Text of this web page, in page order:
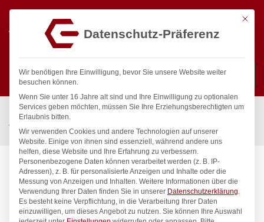
Suchen
Start / Gastronomiebedarf & Gastro Geräte für Profis
Wassertechnik
Standbatterie master Standbatterie 3/4″
Mit
Datenschutz-Präferenz
Wir benötigen Ihre Einwilligung, bevor Sie unsere Website weiter
besuchen können.
Wenn Sie unter 16 Jahre alt sind und Ihre Einwilligung zu optionalen
Services geben möchten, müssen Sie Ihre Erziehungsberechtigten um
Erlaubnis bitten.
Wir verwenden Cookies und andere Technologien auf unserer
Website. Einige von ihnen sind essenziell, während andere uns
helfen, diese Website und Ihre Erfahrung zu verbessern.
Personenbezogene Daten können verarbeitet werden (z. B. IP-
Adressen), z. B. für personalisierte Anzeigen und Inhalte oder die
Messung von Anzeigen und Inhalten. Weitere Informationen über die
Verwendung Ihrer Daten finden Sie in unserer Datenschutzerklärung.
Es besteht keine Verpflichtung, in die Verarbeitung Ihrer Daten
einzuwilligen, um dieses Angebot zu nutzen. Sie können Ihre Auswahl